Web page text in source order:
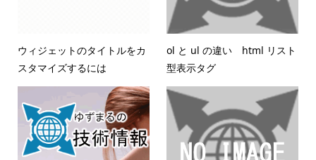
ウィジェットのタイトルをカ
スタマイズするには
ol と ul の違い html リスト
型表示タグ